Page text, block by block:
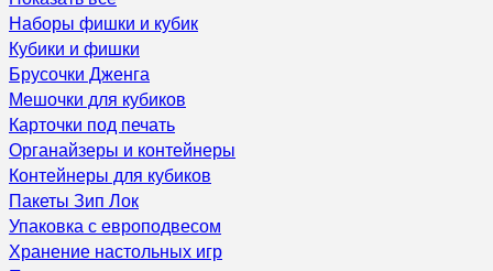
Наборы фишки и кубик
Кубики и фишки
Брусочки Дженга
Мешочки для кубиков
Карточки под печать
Органайзеры и контейнеры
Контейнеры для кубиков
Пакеты Зип Лок
Упаковка с европодвесом
Хранение настольных игр